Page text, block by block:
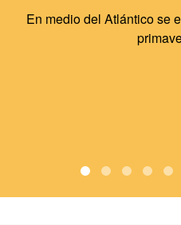
En medio del Atlántico se